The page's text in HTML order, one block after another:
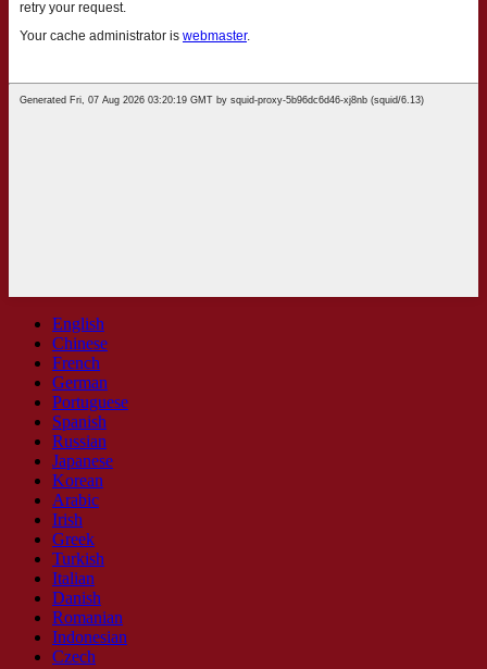
English
Chinese
French
German
Portuguese
Spanish
Russian
Japanese
Korean
Arabic
Irish
Greek
Turkish
Italian
Danish
Romanian
Indonesian
Czech